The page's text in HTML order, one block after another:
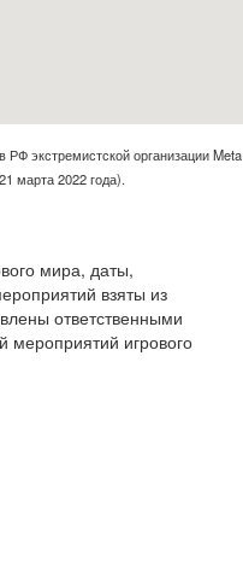
экстремистской организации Meta
марта 2022 года).
мира, даты,
взяты из
ответственными
мероприятий игрового